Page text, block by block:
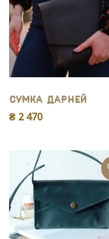
Сумка Дарней
₴ 2 470